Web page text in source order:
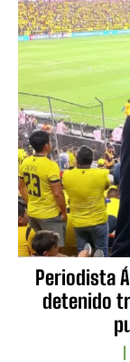
Periodista
detenido